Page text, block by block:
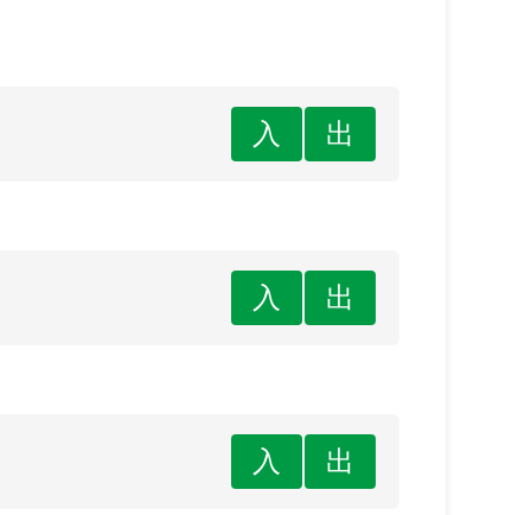
入 出
入 出
入 出